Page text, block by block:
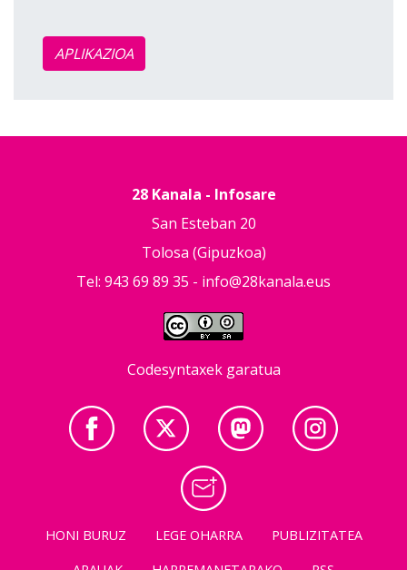
APLIKAZIOA
28 Kanala - Infosare
San Esteban 20
Tolosa (Gipuzkoa)
Tel: 943 69 89 35 - info@28kanala.eus
Codesyntaxek garatua
HONI BURUZ LEGE OHARRA
PUBLIZITATEA